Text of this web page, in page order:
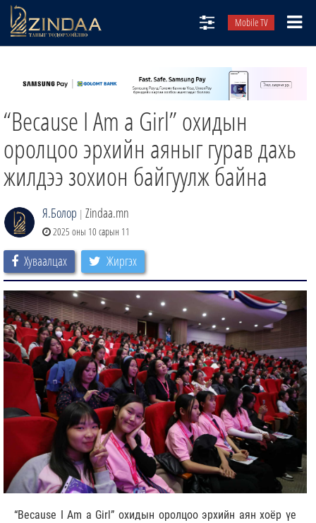
Mobile TV
ТВ8
ӨГЛӨӨНИЙ СОНИН
ЗИНДАА СЭТГҮҮЛ
“Because I Am a Girl” охидын
оролцоо эрхийн аяныг гурав дахь
жилдээ зохион байгуулж байна
Я.Болор | Zindaa.mn
2025 оны 10 сарын 11
Хуваалцах Жиргэх
“Because I Am a Girl” охидын оролцоо эрхийн аян хоёр үе